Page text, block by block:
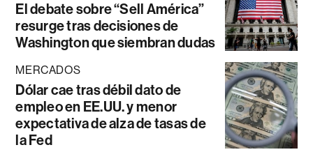
El debate sobre “Sell América”
resurge tras decisiones de
Washington que siembran dudas
MERCADOS
Dólar cae tras débil dato de
empleo en EE.UU. y menor
expectativa de alza de tasas de
la Fed